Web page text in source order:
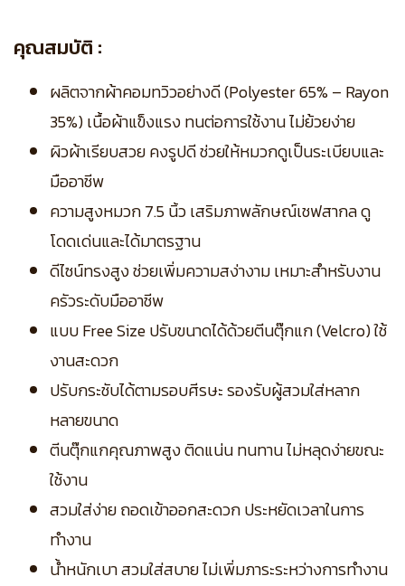
คุณสมบัติ :
ผลิตจากผ้าคอมทวิวอย่างดี (Polyester 65% – Rayon
35%) เนื้อผ้าแข็งแรง ทนต่อการใช้งาน ไม่ย้วยง่าย
ผิวผ้าเรียบสวย คงรูปดี ช่วยให้หมวกดูเป็นระเบียบและ
มืออาชีพ
ความสูงหมวก 7.5 นิ้ว เสริมภาพลักษณ์เชฟสากล ดู
โดดเด่นและได้มาตรฐาน
ดีไซน์ทรงสูง ช่วยเพิ่มความสง่างาม เหมาะสำหรับงาน
ครัวระดับมืออาชีพ
แบบ Free Size ปรับขนาดได้ด้วยตีนตุ๊กแก (Velcro) ใช้
งานสะดวก
ปรับกระชับได้ตามรอบศีรษะ รองรับผู้สวมใส่หลาก
หลายขนาด
ตีนตุ๊กแกคุณภาพสูง ติดแน่น ทนทาน ไม่หลุดง่ายขณะ
ใช้งาน
สวมใส่ง่าย ถอดเข้าออกสะดวก ประหยัดเวลาในการ
ทำงาน
น้ำหนักเบา สวมใส่สบาย ไม่เพิ่มภาระระหว่างการทำงาน